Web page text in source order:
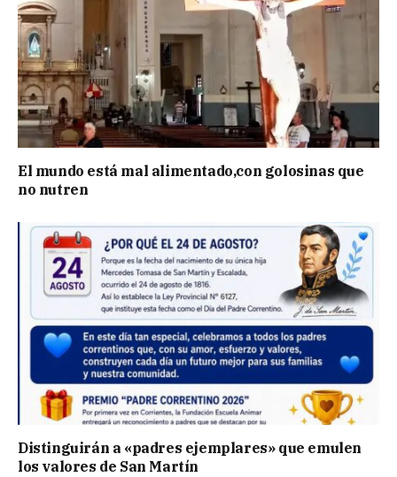
El mundo está mal alimentado,con golosinas que
no nutren
Distinguirán a «padres ejemplares» que emulen
los valores de San Martín